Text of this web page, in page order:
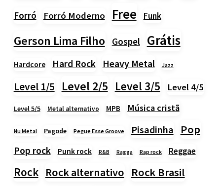
Forró Forró Moderno Free Funk
Gerson Lima Filho Gospel Grátis
Hardcore Hard Rock Heavy Metal Jazz
Level 1/5 Level 2/5 Level 3/5 Level 4/5
Level 5/5 Metal alternativo MPB Música cristã
Nu Metal Pagode Pegue Esse Groove Pisadinha Pop
Pop rock Punk rock R&B Ragga Rap rock Reggae
Rock Rock alternativo Rock Brasil